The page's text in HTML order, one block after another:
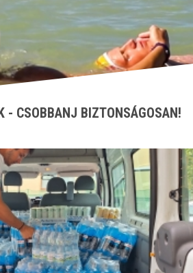
- CSOBBANJ BIZTONSÁGOSAN!